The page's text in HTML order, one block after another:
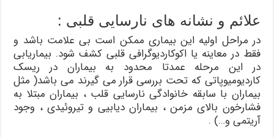
علائم و نشانه های نارسایی قلبی :
در مراحل اولیه این بیماری ممکن است بی علامت باشد و
فقط در معاینه یا اکوکاردیوگرافی قلبی کشف شود. بیماریابی
در این مرحله عمدتا محدود به بیماران در ریسک
کاردیومیوپاتی که تحت بررسی قرار می گیرند می باشد( مثل
بیماران با سابقه خانوادگی نارسایی قلب ، بیماران مبتلا به
فشارخون بالای مزمن ، بیماران دیابیی و تیروئیدی ، وجود
آریتمی و…) .